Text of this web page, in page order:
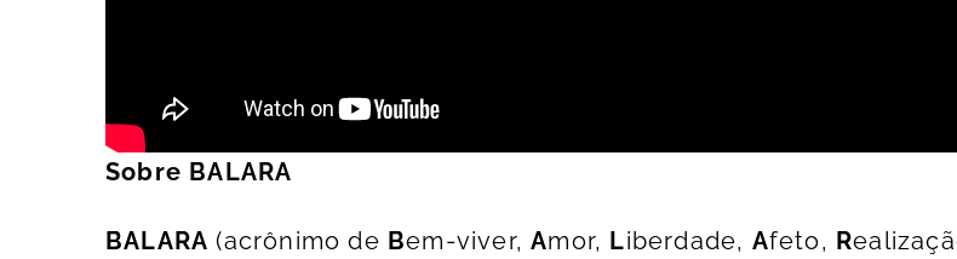
Sobre BALARA
BALARA (acrônimo de Bem-viver,Amor, Liberdade, Afeto, R